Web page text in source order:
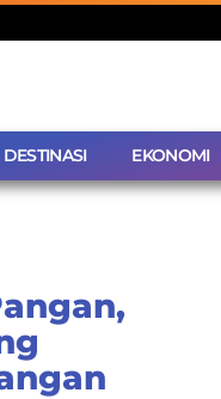
DESTINASI EKONOMI